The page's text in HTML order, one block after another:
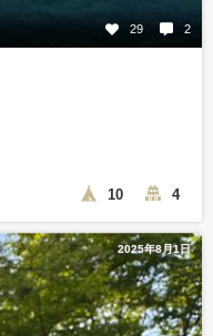
29 2
10 4
2025年8月1日